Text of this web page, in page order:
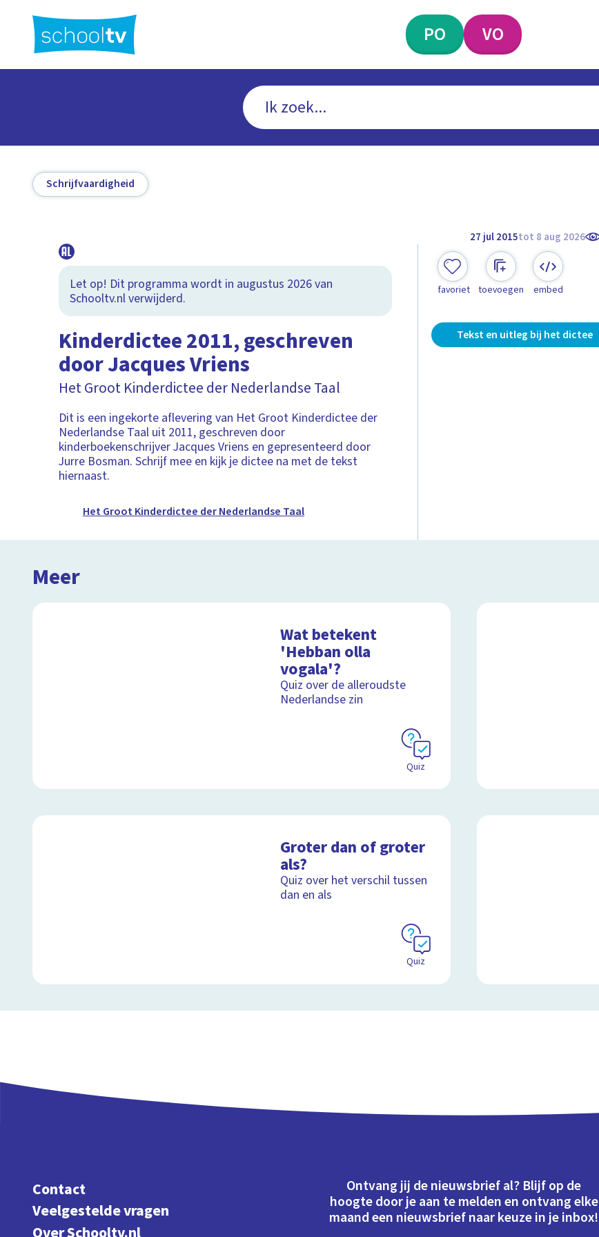
hoofdinhoud
PO VO
Schrijfvaardigheid
27 jul 2015tot 8 aug 2026
Let op! Dit programma wordt in augustus 2026 van
Schooltv.nl verwijderd.
Kinderdictee 2011, geschreven
door Jacques Vriens
Het Groot Kinderdictee der Nederlandse Taal
Dit is een ingekorte aflevering van Het Groot Kinderdictee der
Nederlandse Taal uit 2011, geschreven door
kinderboekenschrijver Jacques Vriens en gepresenteerd door
Jurre Bosman. Schrijf mee en kijk je dictee na met de tekst
hiernaast.
Het Groot Kinderdictee der Nederlandse Taal
favoriet toevoegen embed
Tekst en uitleg bij het dictee
Meer
Wat betekent
'Hebban olla
vogala'?
Quiz over de alleroudste
Nederlandse zin
Quiz
Groter dan of groter
als?
Quiz over het verschil tussen
dan en als
Quiz
Contact
Veelgestelde vragen
Ontvang jij de nieuwsbrief al? Blijf op de
hoogte door je aan te melden en ontvang elke
maand een nieuwsbrief naar keuze in je inbox!